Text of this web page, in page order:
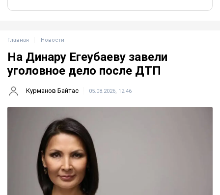
Главная Новости
На Динару Егеубаеву завели
уголовное дело после ДТП
Курманов Байтас 05.08.2026, 12:46